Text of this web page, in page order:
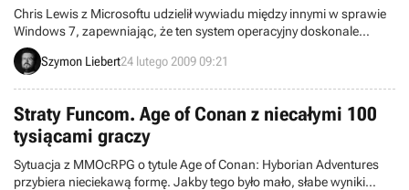
Chris Lewis z Microsoftu udzielił wywiadu między innymi w sprawie
Windows 7, zapewniając, że ten system operacyjny doskonale
nadaje się dla celów rozrywki elektronicznej. Windows 7 będzie więc
podobno bez wątpienia świetną platformą dla gier. Lewis zapewnia
Szymon Liebert24 lutego 2009 09:21
Straty Funcom. Age of Conan z niecałymi 100
tysiącami graczy
Sytuacja z MMOcRPG o tytule Age of Conan: Hyborian Adventures
przybiera nieciekawą formę. Jakby tego było mało, słabe wyniki